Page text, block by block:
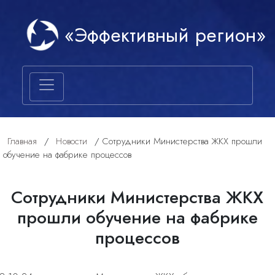
«Эффективный регион»
Главная / Новости / Сотрудники Министерства ЖКХ прошли
обучение на фабрике процессов
Сотрудники Министерства ЖКХ
прошли обучение на фабрике
процессов